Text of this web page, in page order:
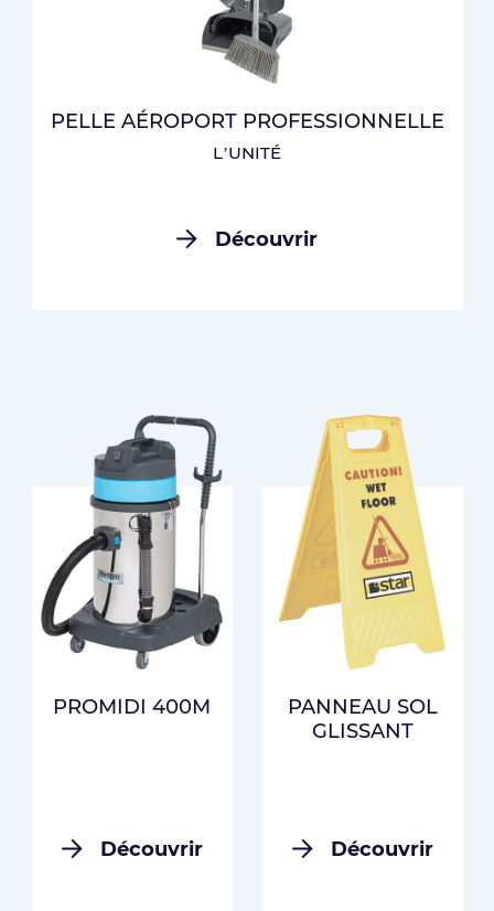
PELLE AÉROPORT PROFESSIONNELLE
L’UNITÉ
Découvrir
PROMIDI 400M
Découvrir
PANNEAU SOL
GLISSANT
Découvrir